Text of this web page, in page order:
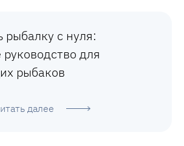
рыбалку с нуля:
для
рыбаков
далее